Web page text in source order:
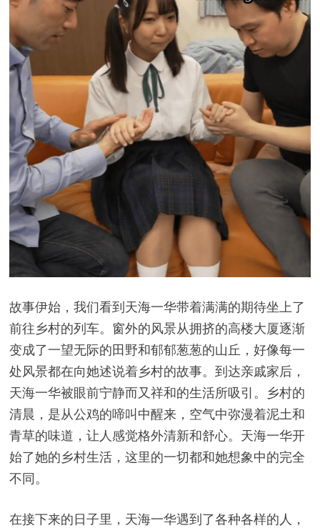
故事伊始，我们看到天海一华带着满满的期待坐上了
前往乡村的列车。窗外的风景从拥挤的高楼大厦逐渐
变成了一望无际的田野和郁郁葱葱的山丘，好像每一
处风景都在向她述说着乡村的故事。到达亲戚家后，
天海一华被眼前宁静而又祥和的生活所吸引。乡村的
清晨，是从公鸡的啼叫中醒来，空气中弥漫着泥土和
青草的味道，让人感觉格外清新和舒心。天海一华开
始了她的乡村生活，这里的一切都和她想象中的完全
不同。
在接下来的日子里，天海一华遇到了各种各样的人，